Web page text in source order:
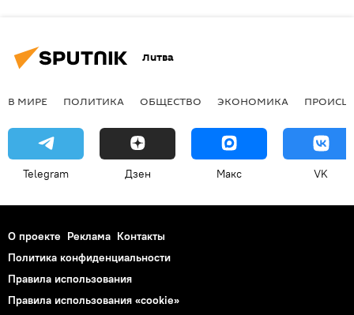
Литва
В МИРЕ ПОЛИТИКА ОБЩЕСТВО ЭКОНОМИКА
Telegram Дзен Макс VK
О проекте Реклама Контакты
Политика конфиденциальности
Правила использования
Правила использования «cookie»